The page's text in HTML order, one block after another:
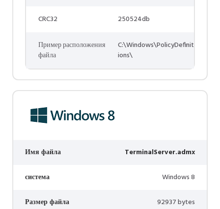
CRC32 250524db
Пример расположения
файла
C:\Windows\PolicyDefinit
ions\
Имя файла TerminalServer.admx
система Windows 8
Размер файла 92937 bytes